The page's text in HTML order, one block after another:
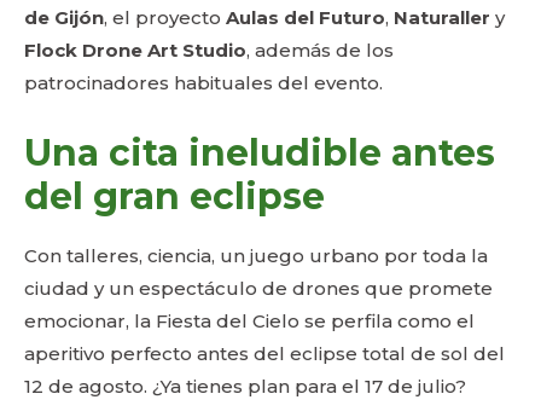
de Gijón, el proyecto Aulas del Futuro, Naturaller y
Flock Drone Art Studio, además de los
patrocinadores habituales del evento.
Una cita ineludible antes
del gran eclipse
Con talleres, ciencia, un juego urbano por toda la
ciudad y un espectáculo de drones que promete
emocionar, la Fiesta del Cielo se perfila como el
aperitivo perfecto antes del eclipse total de sol del
12 de agosto. ¿Ya tienes plan para el 17 de julio?